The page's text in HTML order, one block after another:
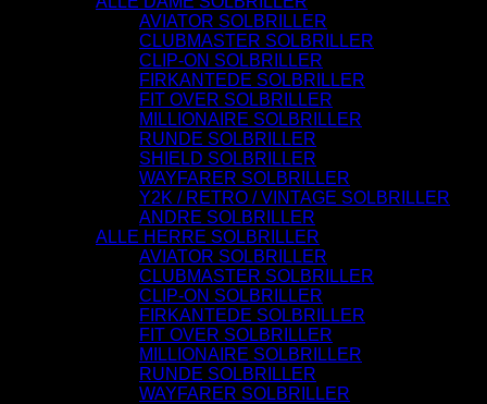
AVIATOR SOLBRILLER
CLUBMASTER SOLBRILLER
CLIP-ON SOLBRILLER
FIRKANTEDE SOLBRILLER
FIT OVER SOLBRILLER
MILLIONAIRE SOLBRILLER
RUNDE SOLBRILLER
SHIELD SOLBRILLER
WAYFARER SOLBRILLER
Y2K / RETRO / VINTAGE SOLBRILLER
ANDRE SOLBRILLER
ALLE HERRE SOLBRILLER
AVIATOR SOLBRILLER
CLUBMASTER SOLBRILLER
CLIP-ON SOLBRILLER
FIRKANTEDE SOLBRILLER
FIT OVER SOLBRILLER
MILLIONAIRE SOLBRILLER
RUNDE SOLBRILLER
WAYFARER SOLBRILLER